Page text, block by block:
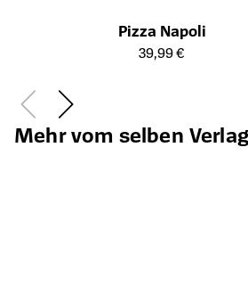
Pizza Napoli
Öffnet die Detailseite des Produkts
39,99 €
Mehr vom selben Verlag